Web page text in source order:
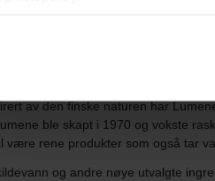
av den finske naturen har
ble skapt i 1970 og vokste
være rene produkter som også tar
og andre nøye utvalgte